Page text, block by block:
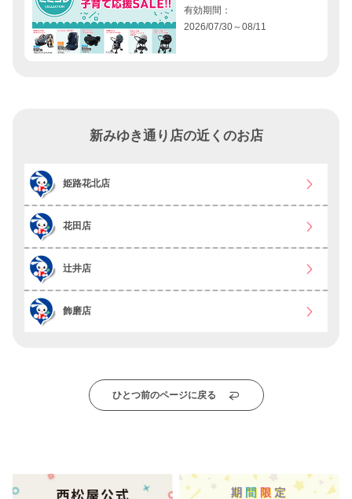
有効期間：
2026/07/30～08/11
新みゆき通り店の近くのお店
姫路花北店
花田店
辻井店
飾磨店
ひとつ前のページに戻る